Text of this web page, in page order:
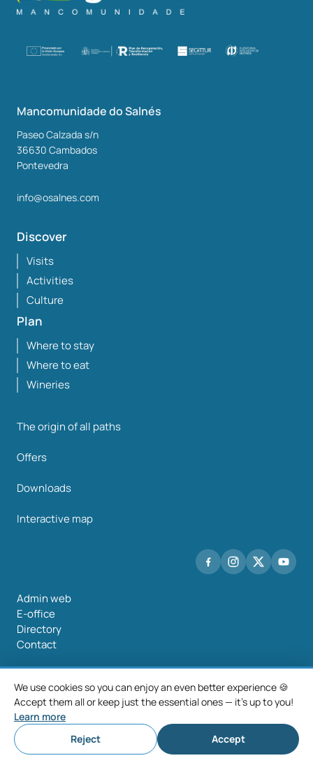
Mancomunidade do Salnés
Paseo Calzada s/n
36630 Cambados
Pontevedra
info@osalnes.com
Discover
Visits
Activities
Culture
Plan
Where to stay
Where to eat
Wineries
The origin of all paths
Offers
Downloads
Interactive map
Admin web
E-office
Directory
Contact
©2026 Mancomunidade O Salnés
Legal noticePrivacy policy Cookie policy
We use cookies so you can enjoy an even better experience 🍪
Accept them all or keep just the essential ones — it's up to you!
Learn more
Reject
Accept